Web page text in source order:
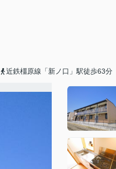
近鉄橿原線「新ノ口」駅徒歩63分